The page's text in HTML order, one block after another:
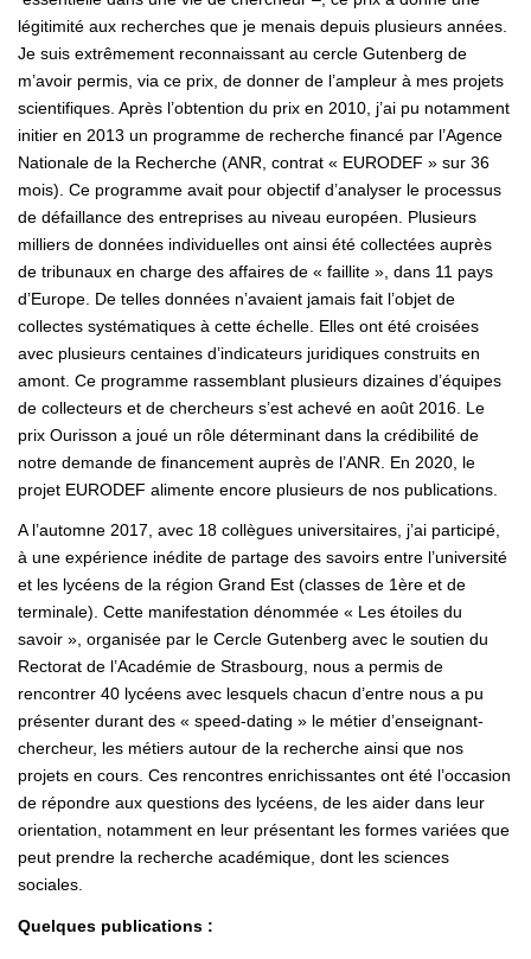
légitimité aux recherches que je menais depuis plusieurs années.
Je suis extrêmement reconnaissant au cercle Gutenberg de
m’avoir permis, via ce prix, de donner de l’ampleur à mes projets
scientifiques. Après l’obtention du prix en 2010, j’ai pu notamment
initier en 2013 un programme de recherche financé par l’Agence
Nationale de la Recherche (ANR, contrat « EURODEF » sur 36
mois). Ce programme avait pour objectif d’analyser le processus
de défaillance des entreprises au niveau européen. Plusieurs
milliers de données individuelles ont ainsi été collectées auprès
de tribunaux en charge des affaires de « faillite », dans 11 pays
d’Europe. De telles données n’avaient jamais fait l’objet de
collectes systématiques à cette échelle. Elles ont été croisées
avec plusieurs centaines d’indicateurs juridiques construits en
amont. Ce programme rassemblant plusieurs dizaines d’équipes
de collecteurs et de chercheurs s’est achevé en août 2016. Le
prix Ourisson a joué un rôle déterminant dans la crédibilité de
notre demande de financement auprès de l’ANR. En 2020, le
projet EURODEF alimente encore plusieurs de nos publications.
A l’automne 2017, avec 18 collègues universitaires, j’ai participé,
à une expérience inédite de partage des savoirs entre l’université
et les lycéens de la région Grand Est (classes de 1ère et de
terminale). Cette manifestation dénommée « Les étoiles du
savoir », organisée par le Cercle Gutenberg avec le soutien du
Rectorat de l’Académie de Strasbourg, nous a permis de
rencontrer 40 lycéens avec lesquels chacun d’entre nous a pu
présenter durant des « speed-dating » le métier d’enseignant-
chercheur, les métiers autour de la recherche ainsi que nos
projets en cours. Ces rencontres enrichissantes ont été l’occasion
de répondre aux questions des lycéens, de les aider dans leur
orientation, notamment en leur présentant les formes variées que
peut prendre la recherche académique, dont les sciences
sociales.
Quelques publications :